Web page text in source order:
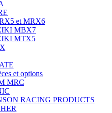
et MRX6
MBX7
MTX5
et options
MRC
RACING PRODUCTS